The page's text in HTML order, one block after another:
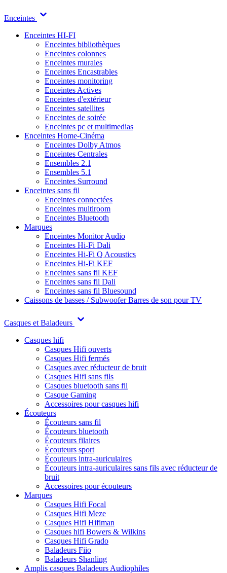
Enceintes
Enceintes HI-FI
Enceintes bibliothèques
Enceintes colonnes
Enceintes murales
Enceintes Encastrables
Enceintes monitoring
Enceintes Actives
Enceintes d'extérieur
Enceintes satellites
Enceintes de soirée
Enceintes pc et multimedias
Enceintes Home-Cinéma
Enceintes Dolby Atmos
Enceintes Centrales
Ensembles 2.1
Ensembles 5.1
Enceintes Surround
Enceintes sans fil
Enceintes connectées
Enceintes multiroom
Enceintes Bluetooth
Marques
Enceintes Monitor Audio
Enceintes Hi-Fi Dali
Enceintes Hi-Fi Q Acoustics
Enceintes Hi-Fi KEF
Enceintes sans fil KEF
Enceintes sans fil Dali
Enceintes sans fil Bluesound
Caissons de basses / SubwooferBarres de son pour TV
Casques et Baladeurs
Casques hifi
Casques Hifi ouverts
Casques Hifi fermés
Casques avec réducteur de bruit
Casques Hifi sans fils
Casques bluetooth sans fil
Casque Gaming
Accessoires pour casques hifi
Écouteurs
Écouteurs sans fil
Écouteurs bluetooth
Écouteurs filaires
Écouteurs sport
Écouteurs intra-auriculaires
Écouteurs intra-auriculaires sans fils avec réducteur de
bruit
Accessoires pour écouteurs
Marques
Casques Hifi Focal
Casques Hifi Meze
Casques Hifi Hifiman
Casques hifi Bowers & Wilkins
Casques Hifi Grado
Baladeurs Fiio
Baladeurs Shanling
Amplis casques Baladeurs Audiophiles